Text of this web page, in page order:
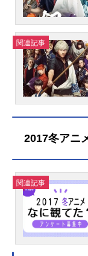
関連記事
2017冬アニ
関連記事